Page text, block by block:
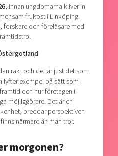
, innan ungdomarna kliver in
frukost i Linköping.
forskare och föreläsare med
rak, och det är just det som
lyfter exempel på sätt som
och hur företagen i
möjliggörare. Det är en
breddar perspektiven
närmare än man tror.
morgonen?